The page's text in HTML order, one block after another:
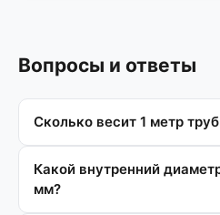
Вопросы и ответы
Сколько весит 1 метр
Какой внутренний
мм?